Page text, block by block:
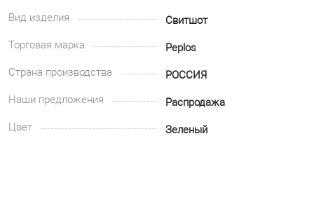
Вид изделия
Свитшот
Торговая марка
Peplos
Страна производства
РОССИЯ
Наши предложения
Распродажа
Цвет
Зеленый